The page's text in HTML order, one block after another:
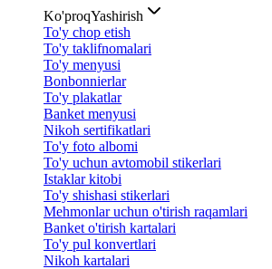
Ko'proqYashirish
To'y chop etish
To'y taklifnomalari
To'y menyusi
Bonbonnierlar
To'y plakatlar
Banket menyusi
Nikoh sertifikatlari
To'y foto albomi
To'y uchun avtomobil stikerlari
Istaklar kitobi
To'y shishasi stikerlari
Mehmonlar uchun o'tirish raqamlari
Banket o'tirish kartalari
To'y pul konvertlari
Nikoh kartalari